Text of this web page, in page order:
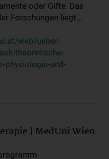
oder Gifte. Das
Forschungen liegt...
web/ueber-
theoretische-
physiologie-und-
| MedUni Wien